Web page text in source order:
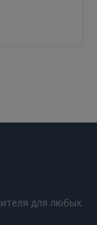
для любых